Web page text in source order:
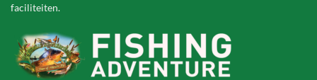
faciliteiten.